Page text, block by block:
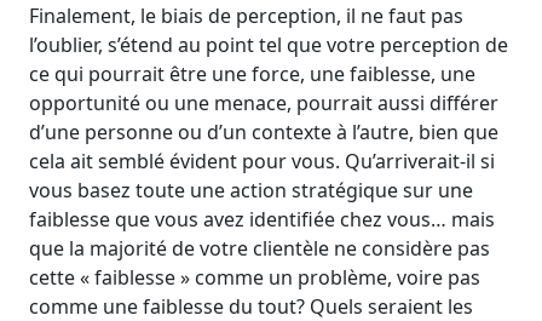
Finalement, le biais de perception, il ne faut pas
l’oublier, s’étend au point tel que votre perception de
ce qui pourrait être une force, une faiblesse, une
opportunité ou une menace, pourrait aussi différer
d’une personne ou d’un contexte à l’autre, bien que
cela ait semblé évident pour vous. Qu’arriverait-il si
vous basez toute une action stratégique sur une
faiblesse que vous avez identifiée chez vous… mais
que la majorité de votre clientèle ne considère pas
cette « faiblesse » comme un problème, voire pas
comme une faiblesse du tout? Quels seraient les